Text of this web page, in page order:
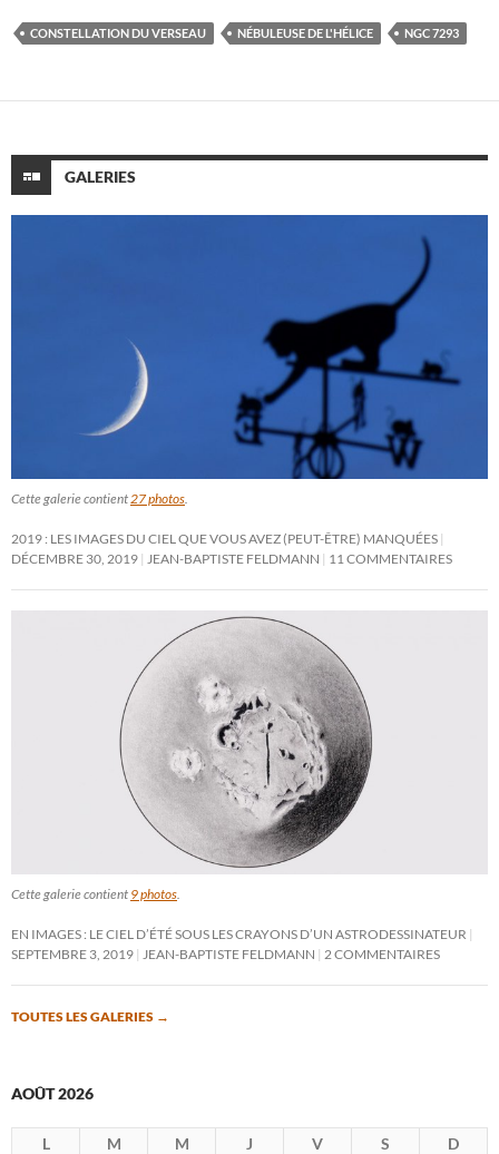
CONSTELLATION DU VERSEAU NÉBULEUSE DE L'HÉLICE NGC 7293
GALERIES
Cette galerie contient 27 photos
2019 : LES IMAGES DU CIEL QUE VOUS AVEZ (PEUT-ÊTRE) MANQUÉES
DÉCEMBRE 30, 2019
JEAN-BAPTISTE FELDMANN 11 COMMENTAIRES
Cette galerie contient 9 photos
EN IMAGES : LE CIEL D’ÉTÉ SOUS LES CRAYONS D’UN ASTRODESSINATEUR
SEPTEMBRE 3, 2019
JEAN-BAPTISTE FELDMANN 2 COMMENTAIRES
TOUTES LES GALERIES →
AOÛT 2026
L M M J V S
D